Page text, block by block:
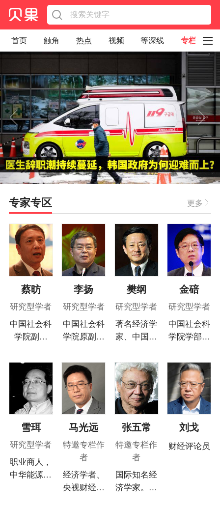
首页 触角 热点 视频 等深线 专栏
辉常道
荀瓜问道 商学院
报纸视频
企业面面观
太空星愿航天资讯
经济史话
照理生活
贝果观点
照理说事
等深线精选
宏观经济 事件
要闻
区域经济
科技 汽车
房地产建材
医药健康
文娱 体育 消费
银行
理财
资本市场
信托交易
保险
金融市场 智库
新域实验室
今日快评
我们来补课
图说
与老板对话
家族企业
品牌活动
金融科技
数据要素 城投
党建
企业快讯
智造
专家专区 更多
蔡昉
研究型学者
中国社会科
学院副院
究领域包
括：“三
农”问题的
理论与政
策、劳动经
济学、人口
经济学、中
国经济改
革、经济增
长、收入分
李扬
研究型学者
中国社会科
学院原副院
融与发展实
验室理事
长。研究领
域：货币、
银行、金融
市场、财税
樊纲
研究型学者
著名经济学
家、中国经
研究副会
长、综合开
发研究院院
长
金碚
研究型学者
中国社会科
学院学部委
会科学院工
业经济研究
所研究员、
中国经营报
社社长。研
究领域：产
企业理论与
雪珥
研究型学者
职业商人，
中华能源基
马光远
特邀专栏作
者
经济学者、
央视财经评
张五常
特邀专栏作
者
国际知名经
济学家。现
刘戈
财经评论员